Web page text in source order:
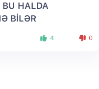
HALDA
BİLƏR
4 0